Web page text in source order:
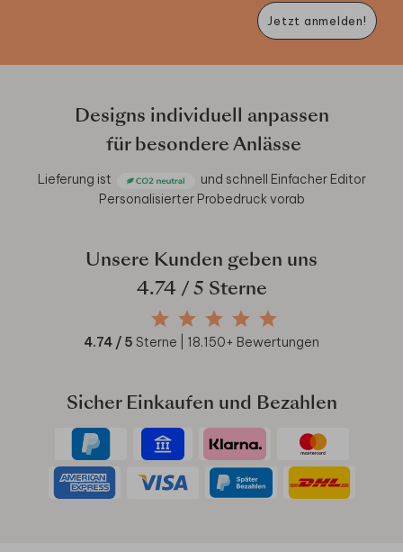
Jetzt anmelden!
Designs individuell anpassen
für besondere Anlässe
Lieferung ist und schnell Einfacher Editor
Personalisierter Probedruck vorab
Unsere Kunden geben uns
4.74/ 5 Sterne
4.74 / 5 Sterne | 18.150+ Bewertungen
Sicher Einkaufen und Bezahlen